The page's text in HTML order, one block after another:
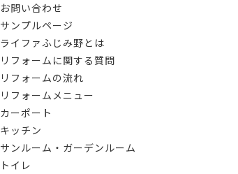
お問い合わせ
サンプルページ
ライファふじみ野とは
リフォームに関する質問
リフォームの流れ
リフォームメニュー
カーポート
キッチン
サンルーム・ガーデンルーム
トイレ